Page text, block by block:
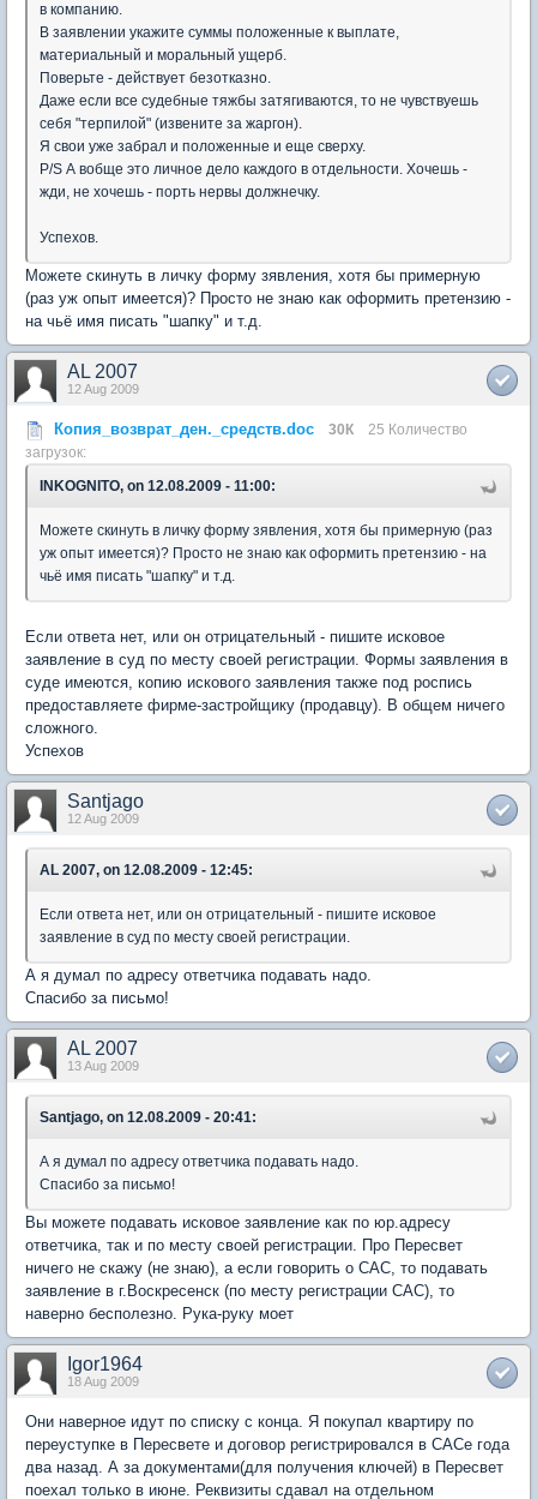
в компанию.
В заявлении укажите суммы положенные к выплате,
материальный и моральный ущерб.
Поверьте - действует безотказно.
Даже если все судебные тяжбы затягиваются, то не чувствуешь
себя "терпилой" (извените за жаргон).
Я свои уже забрал и положенные и еще сверху.
P/S А вобще это личное дело каждого в отдельности. Хочешь -
жди, не хочешь - порть нервы должнечку.
Успехов.
Можете скинуть в личку форму зявления, хотя бы примерную
(раз уж опыт имеется)? Просто не знаю как оформить претензию -
на чьё имя писать "шапку" и т.д.
AL 2007
12 Aug 2009
Копия_возврат_ден._средств.doc 30К
25 Количество
загрузок:
INKOGNITO, on 12.08.2009 - 11:00:
Можете скинуть в личку форму зявления, хотя бы примерную (раз
уж опыт имеется)? Просто не знаю как оформить претензию - на
чьё имя писать "шапку" и т.д.
Если ответа нет, или он отрицательный - пишите исковое
заявление в суд по месту своей регистрации. Формы заявления в
суде имеются, копию искового заявления также под роспись
предоставляете фирме-застройщику (продавцу). В общем ничего
сложного.
Успехов
Santjago
12 Aug 2009
AL 2007, on 12.08.2009 - 12:45:
Если ответа нет, или он отрицательный - пишите исковое
заявление в суд по месту своей регистрации.
А я думал по адресу ответчика подавать надо.
Спасибо за письмо!
AL 2007
13 Aug 2009
Santjago, on 12.08.2009 - 20:41:
А я думал по адресу ответчика подавать надо.
Спасибо за письмо!
Вы можете подавать исковое заявление как по юр.адресу
ответчика, так и по месту своей регистрации. Про Пересвет
ничего не скажу (не знаю), а если говорить о САС, то подавать
заявление в г.Воскресенск (по месту регистрации САС), то
наверно бесполезно. Рука-руку моет
Igor1964
18 Aug 2009
Они наверное идут по списку с конца. Я покупал квартиру по
переуступке в Пересвете и договор регистрировался в САСе года
два назад. А за документами(для получения ключей) в Пересвет
поехал только в июне. Реквизиты сдавал на отдельном